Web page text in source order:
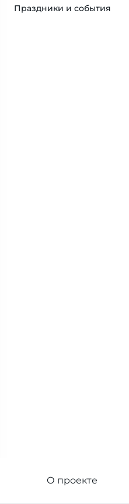
Праздники и события
О проекте